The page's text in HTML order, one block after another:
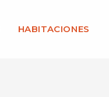
HABITACIONES